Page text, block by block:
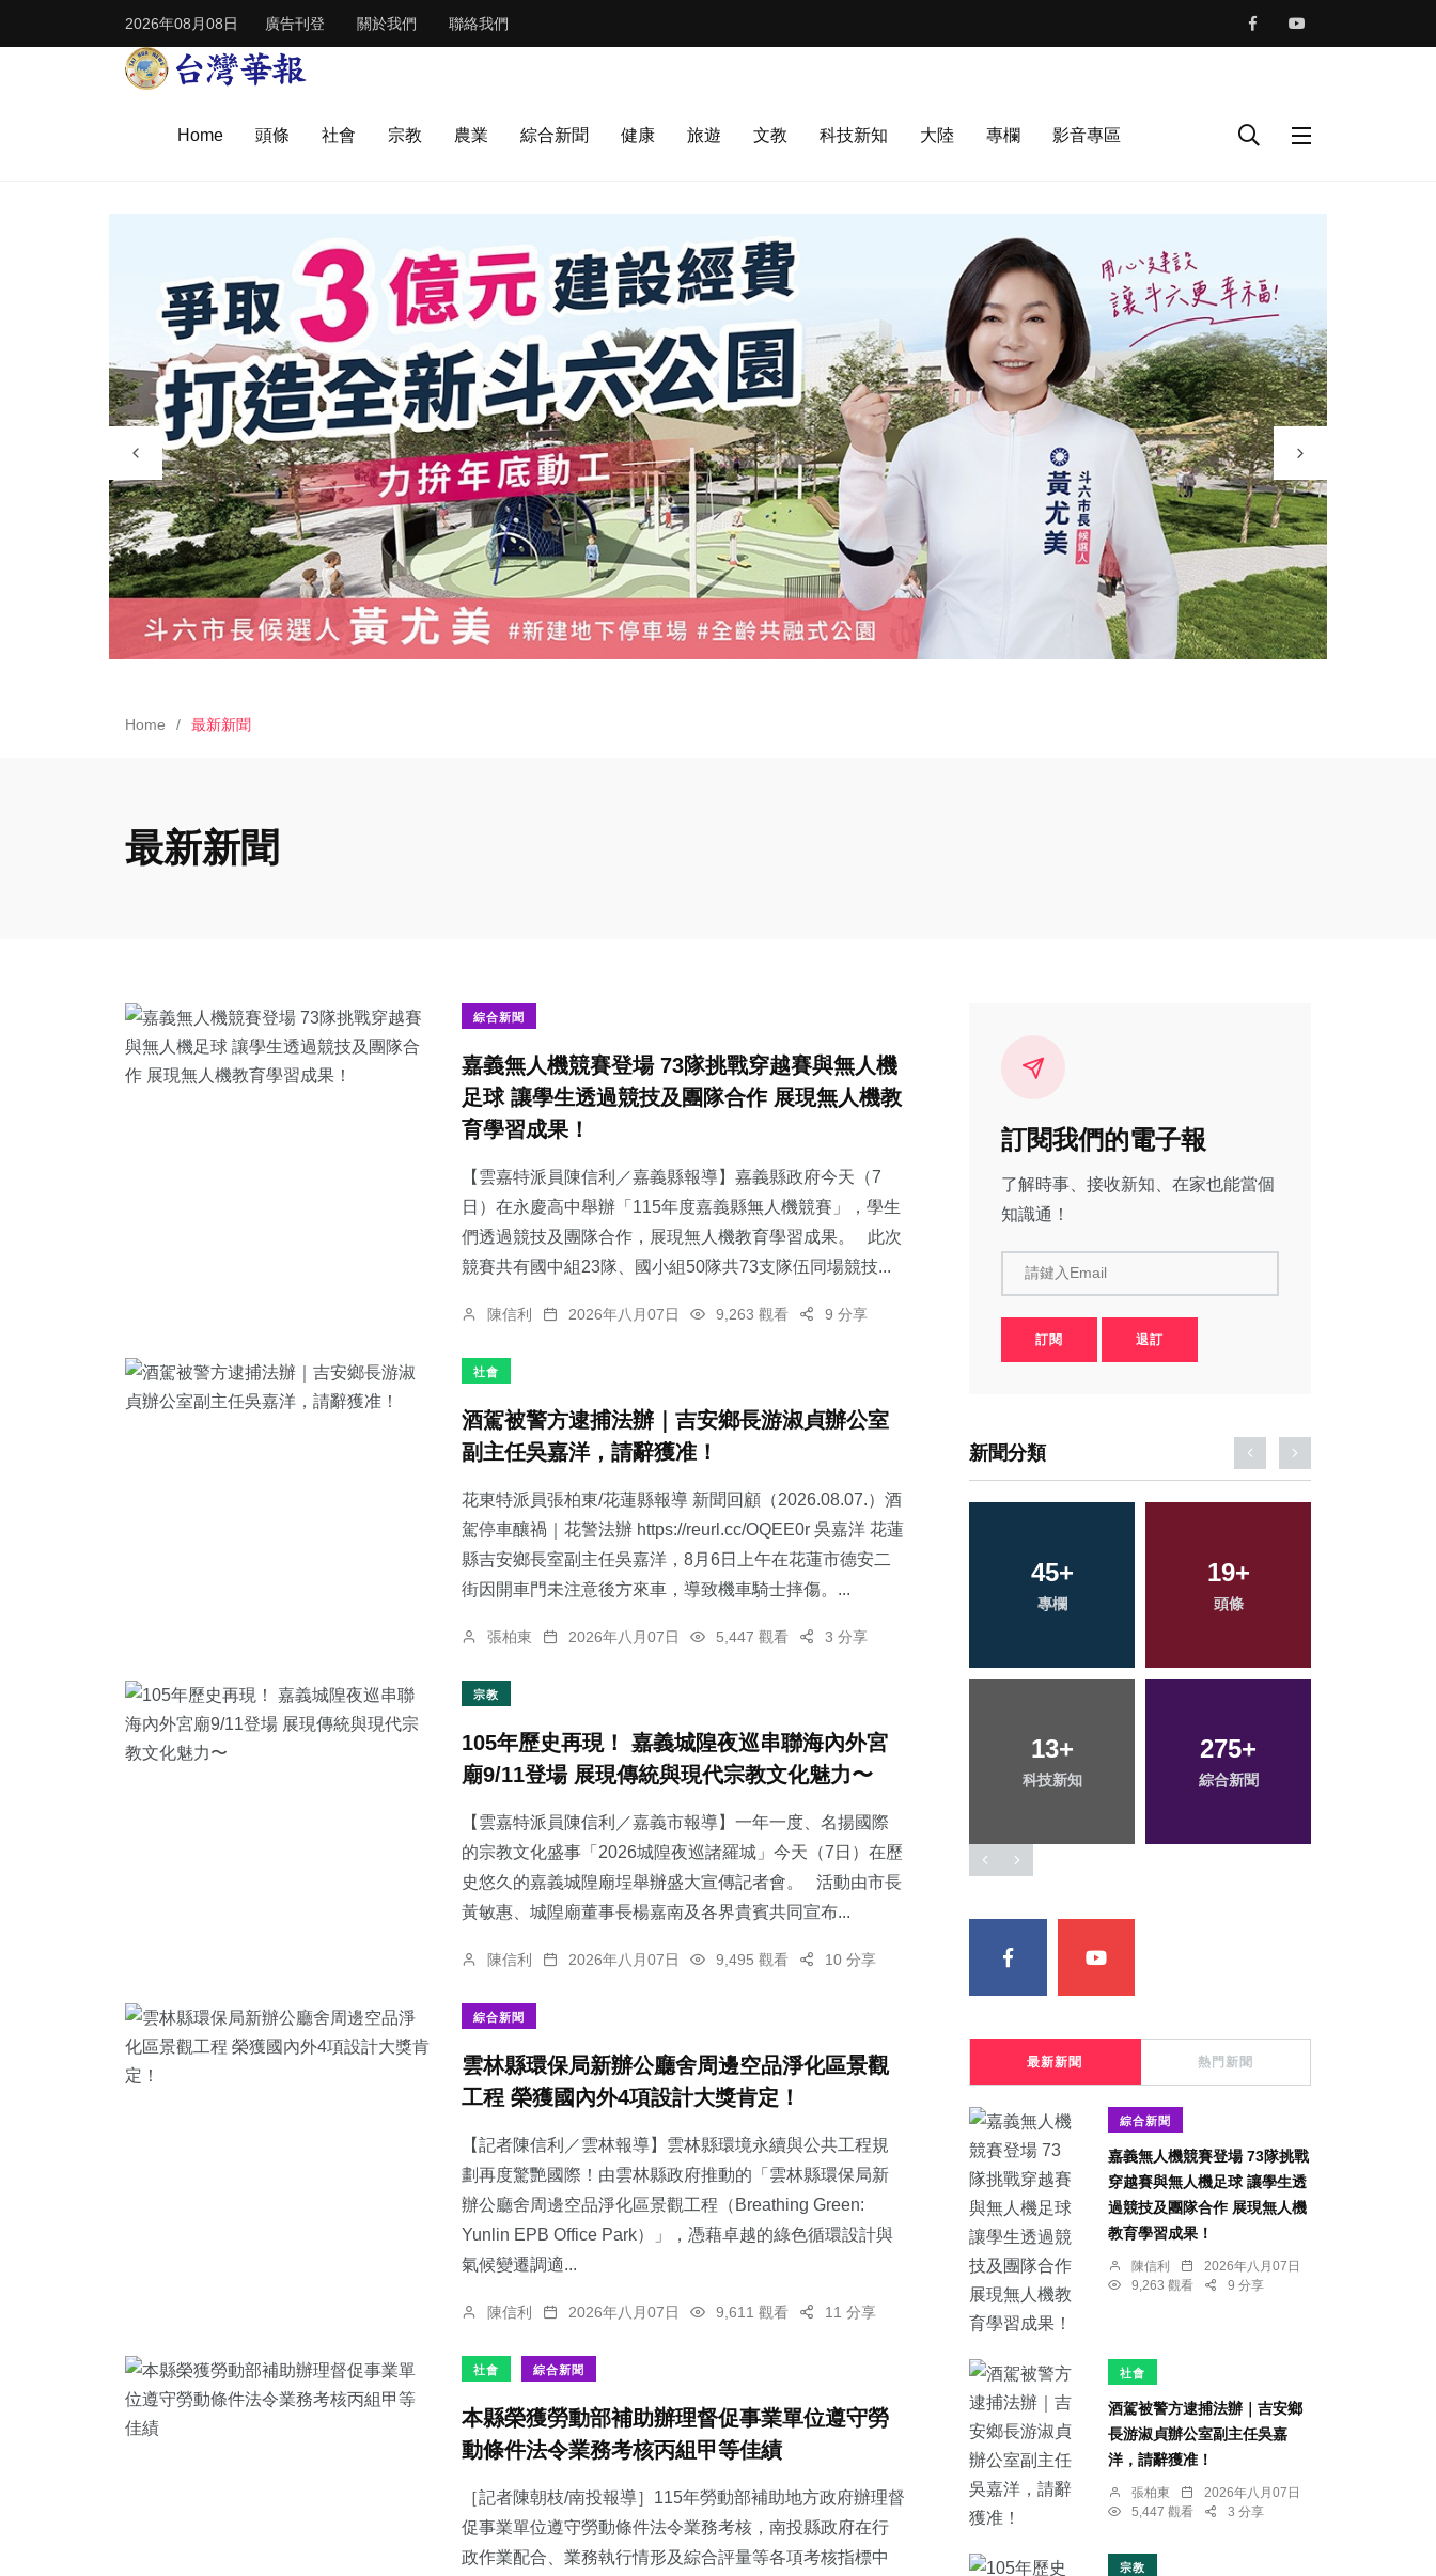
2026年08月08日 廣告刊登 關於我們 聯絡我們
Home 頭條 社會 宗教 農業 綜合新聞 健康 旅遊 文教 科技新知 大陸 專欄 影音專區
Home 最新新聞
最新新聞
綜合新聞
嘉義無人機競賽登場 73隊挑戰穿越賽與無人機
足球 讓學生透過競技及團隊合作 展現無人機教
育學習成果！
【雲嘉特派員陳信利／嘉義縣報導】嘉義縣政府今天（7
日）在永慶高中舉辦「115年度嘉義縣無人機競賽」，學生
們透過競技及團隊合作，展現無人機教育學習成果。 此次
競賽共有國中組23隊、國小組50隊共73支隊伍同場競技...
陳信利 2026年八月07日 9,263 觀看 9 分享
社會
酒駕被警方逮捕法辦｜吉安鄉長游淑貞辦公室
副主任吳嘉洋，請辭獲准！
花東特派員張柏東/花蓮縣報導 新聞回顧（2026.08.07.）酒
駕停車釀禍｜花警法辦 https://reurl.cc/OQEE0r 吳嘉洋 花蓮
縣吉安鄉長室副主任吳嘉洋，8月6日上午在花蓮市德安二
街因開車門未注意後方來車，導致機車騎士摔傷。...
張柏東 2026年八月07日 5,447 觀看 3 分享
宗教
105年歷史再現！ 嘉義城隍夜巡串聯海內外宮
廟9/11登場 展現傳統與現代宗教文化魅力〜
【雲嘉特派員陳信利／嘉義市報導】一年一度、名揚國際
的宗教文化盛事「2026城隍夜巡諸羅城」今天（7日）在歷
史悠久的嘉義城隍廟埕舉辦盛大宣傳記者會。 活動由市長
黃敏惠、城隍廟董事長楊嘉南及各界貴賓共同宣布...
陳信利 2026年八月07日 9,495 觀看 10 分享
綜合新聞
雲林縣環保局新辦公廳舍周邊空品淨化區景觀
工程 榮獲國內外4項設計大獎肯定！
【記者陳信利／雲林報導】雲林縣環境永續與公共工程規
劃再度驚艷國際！由雲林縣政府推動的「雲林縣環保局新
辦公廳舍周邊空品淨化區景觀工程（Breathing Green:
Yunlin EPB Office Park）」，憑藉卓越的綠色循環設計與
氣候變遷調適...
陳信利 2026年八月07日 9,611 觀看 11 分享
社會 綜合新聞
本縣榮獲勞動部補助辦理督促事業單位遵守勞
動條件法令業務考核丙組甲等佳績
［記者陳朝枝/南投報導］115年勞動部補助地方政府辦理督
促事業單位遵守勞動條件法令業務考核，南投縣政府在行
政作業配合、業務執行情形及綜合評量等各項考核指標中
訂閱我們的電子報
了解時事、接收新知、在家也能當個
知識通！
請鍵入Email
訂閱 退訂
新聞分類
81+
28+ 45+
專欄
19+
頭條
13+
科技新知
275+
綜合新聞
91+
文教
0+
大陸
62+
旅遊
81+
健康
最新新聞 熱門新聞
綜合新聞
嘉義無人機競賽登場 73隊挑戰
穿越賽與無人機足球 讓學生透
過競技及團隊合作 展現無人機
教育學習成果！
陳信利
2026年八月07日
9,263 觀看
9 分享
社會
酒駕被警方逮捕法辦｜吉安鄉
長游淑貞辦公室副主任吳嘉
洋，請辭獲准！
張柏東
2026年八月07日
5,447 觀看
3 分享
宗教